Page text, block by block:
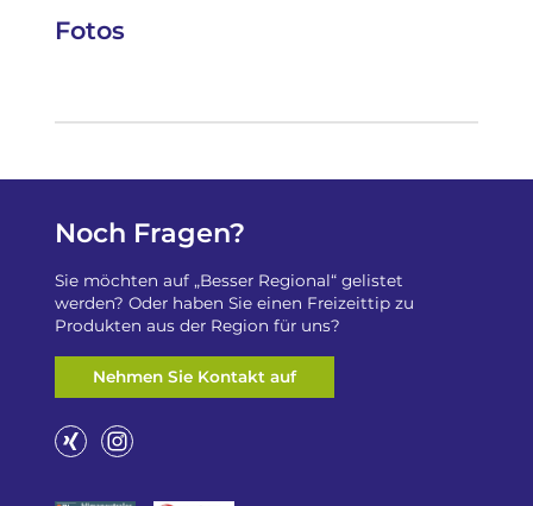
Fotos
Noch Fragen?
Sie möchten auf „Besser Regional“ gelistet
werden? Oder haben Sie einen Freizeittip zu
Produkten aus der Region für uns?
Nehmen Sie Kontakt auf